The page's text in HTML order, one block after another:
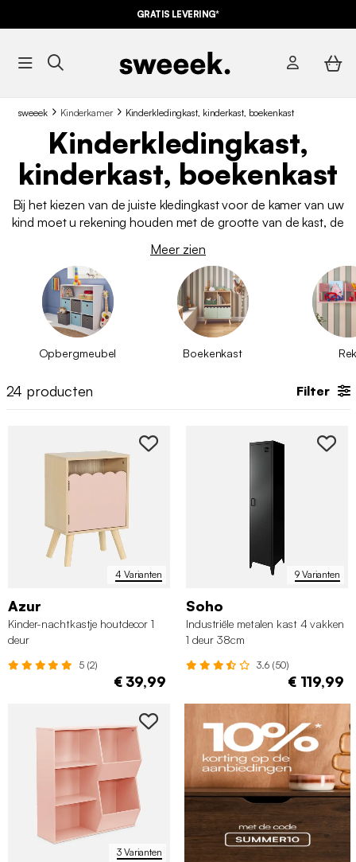
GRATIS LEVERING*
sweeek Kinderkamer Kinderkledingkast, kinderkast, boekenkast
Kinderkledingkast,
kinderkast, boekenkast
Bij het kiezen van de juiste kledingkast voor de kamer van uw
kind moet u rekening houden met de grootte van de kast, de
sterk genoeg is om slijtage te weerstaan en dat er voldoende
opbergruimte is voor de kleren en het speelgoed van uw kind.
Meer zien
Opbergmeubel Boekenkast
24 producten Filter
4 Varianten
Azur
Kinder-nachtkastje houtdecor 1
deur
5 (2)
€ 39,99
9 Varianten
Soho
Industriële metalen kast 4 vakken
1 deur 38cm
3.6 (50)
€ 119,99
3 Varianten